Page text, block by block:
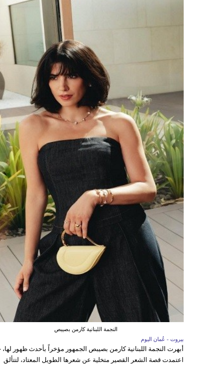
النجمة اللبنانية كارمن بصيبص
بيروت - عُمان اليوم
أبهرت النجمة اللبنانية كارمن بصيبص الجمهور مؤخراً بأحدث ظهور
اعتمدت قصة الشعر القصير متخلية عن شعرها الطويل المعتاد، لتتألق